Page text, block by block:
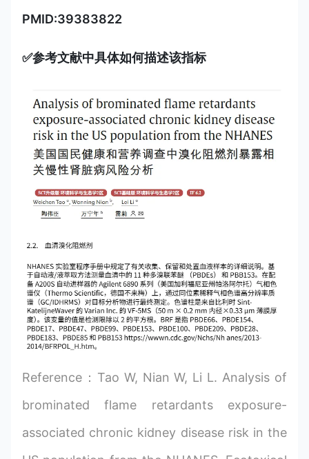
PMID:39383822
✅参考文献中具体如何描述该指标
Reference：Tao W, Nian W, Li L. Analysis of
brominated flame retardants exposure-
associated chronic kidney disease risk in the